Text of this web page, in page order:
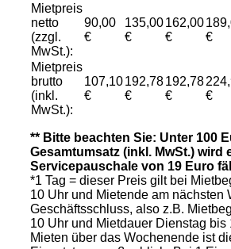
Mietpreis
netto
(zzgl.
MwSt.):
90,00
€
135,00
€
162,00
€
€
Mietpreis
brutto
(inkl.
MwSt.):
107,10
€
192,78
€
192,78
€
€
** Bitte beachten Sie: Unter 100
Gesamtumsatz (inkl. MwSt.) wird
Servicepauschale von 19 Euro
*1 Tag = dieser Preis gilt bei
10 Uhr und Mietende am nächsten
Geschäftsschluss, also z.B.
10 Uhr und Mietdauer Dienstag bis
Mieten über das Wochenende ist